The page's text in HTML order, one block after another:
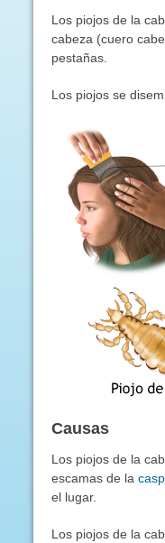
Los piojos de la
cabeza (cuero
pestañas.
Los piojos se
Causas
Los piojos de la
escamas de la
el lugar.
Los piojos de la